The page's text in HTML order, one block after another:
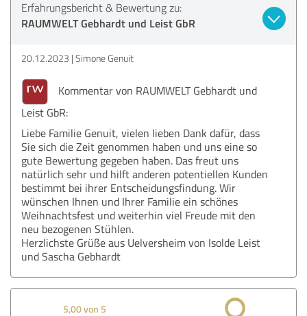
Erfahrungsbericht & Bewertung zu:
RAUMWELT Gebhardt und Leist GbR
20.12.2023 Simone Genuit
Kommentar von RAUMWELT Gebhardt und
Leist GbR:
Liebe Familie Genuit, vielen lieben Dank dafür, dass
Sie sich die Zeit genommen haben und uns eine so
gute Bewertung gegeben haben. Das freut uns
natürlich sehr und hilft anderen potentiellen Kunden
bestimmt bei ihrer Entscheidungsfindung. Wir
wünschen Ihnen und Ihrer Familie ein schönes
Weihnachtsfest und weiterhin viel Freude mit den
neu bezogenen Stühlen.
Herzlichste Grüße aus Uelversheim von Isolde Leist
und Sascha Gebhardt
5,00 von 5